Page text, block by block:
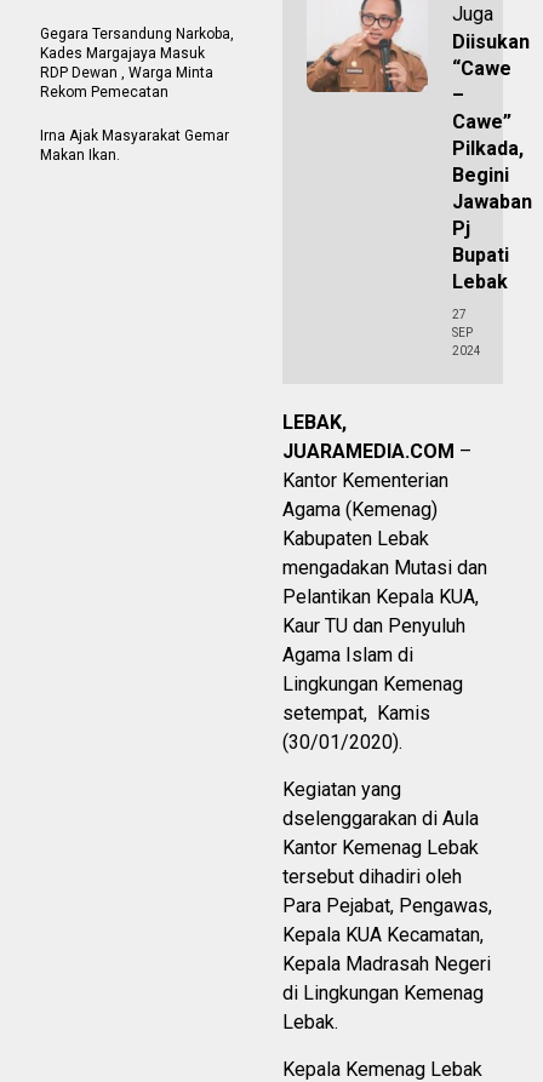
Juga
Diisukan
“Cawe
–
Cawe”
Pilkada,
Begini
Jawaban
Pj
Bupati
Lebak
27
SEP
2024
LEBAK,
JUARAMEDIA.COM –
Kantor Kementerian
Agama (Kemenag)
Kabupaten Lebak
mengadakan Mutasi dan
Pelantikan Kepala KUA,
Kaur TU dan Penyuluh
Agama Islam di
Lingkungan Kemenag
setempat, Kamis
(30/01/2020).
Kegiatan yang
dselenggarakan di Aula
Kantor Kemenag Lebak
tersebut dihadiri oleh
Para Pejabat, Pengawas,
Kepala KUA Kecamatan,
Kepala Madrasah Negeri
di Lingkungan Kemenag
Lebak.
Kepala Kemenag Lebak
Gegara Tersandung Narkoba,
Kades Margajaya Masuk
RDP Dewan , Warga Minta
Rekom Pemecatan
Irna Ajak Masyarakat Gemar
Makan Ikan.